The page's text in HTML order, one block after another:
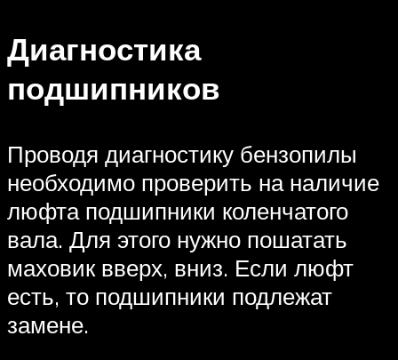
Диагностика
подшипников
Проводя диагностику бензопилы
необходимо проверить на наличие
люфта подшипники коленчатого
вала. Для этого нужно пошатать
маховик вверх, вниз. Если люфт
есть, то подшипники подлежат
замене.